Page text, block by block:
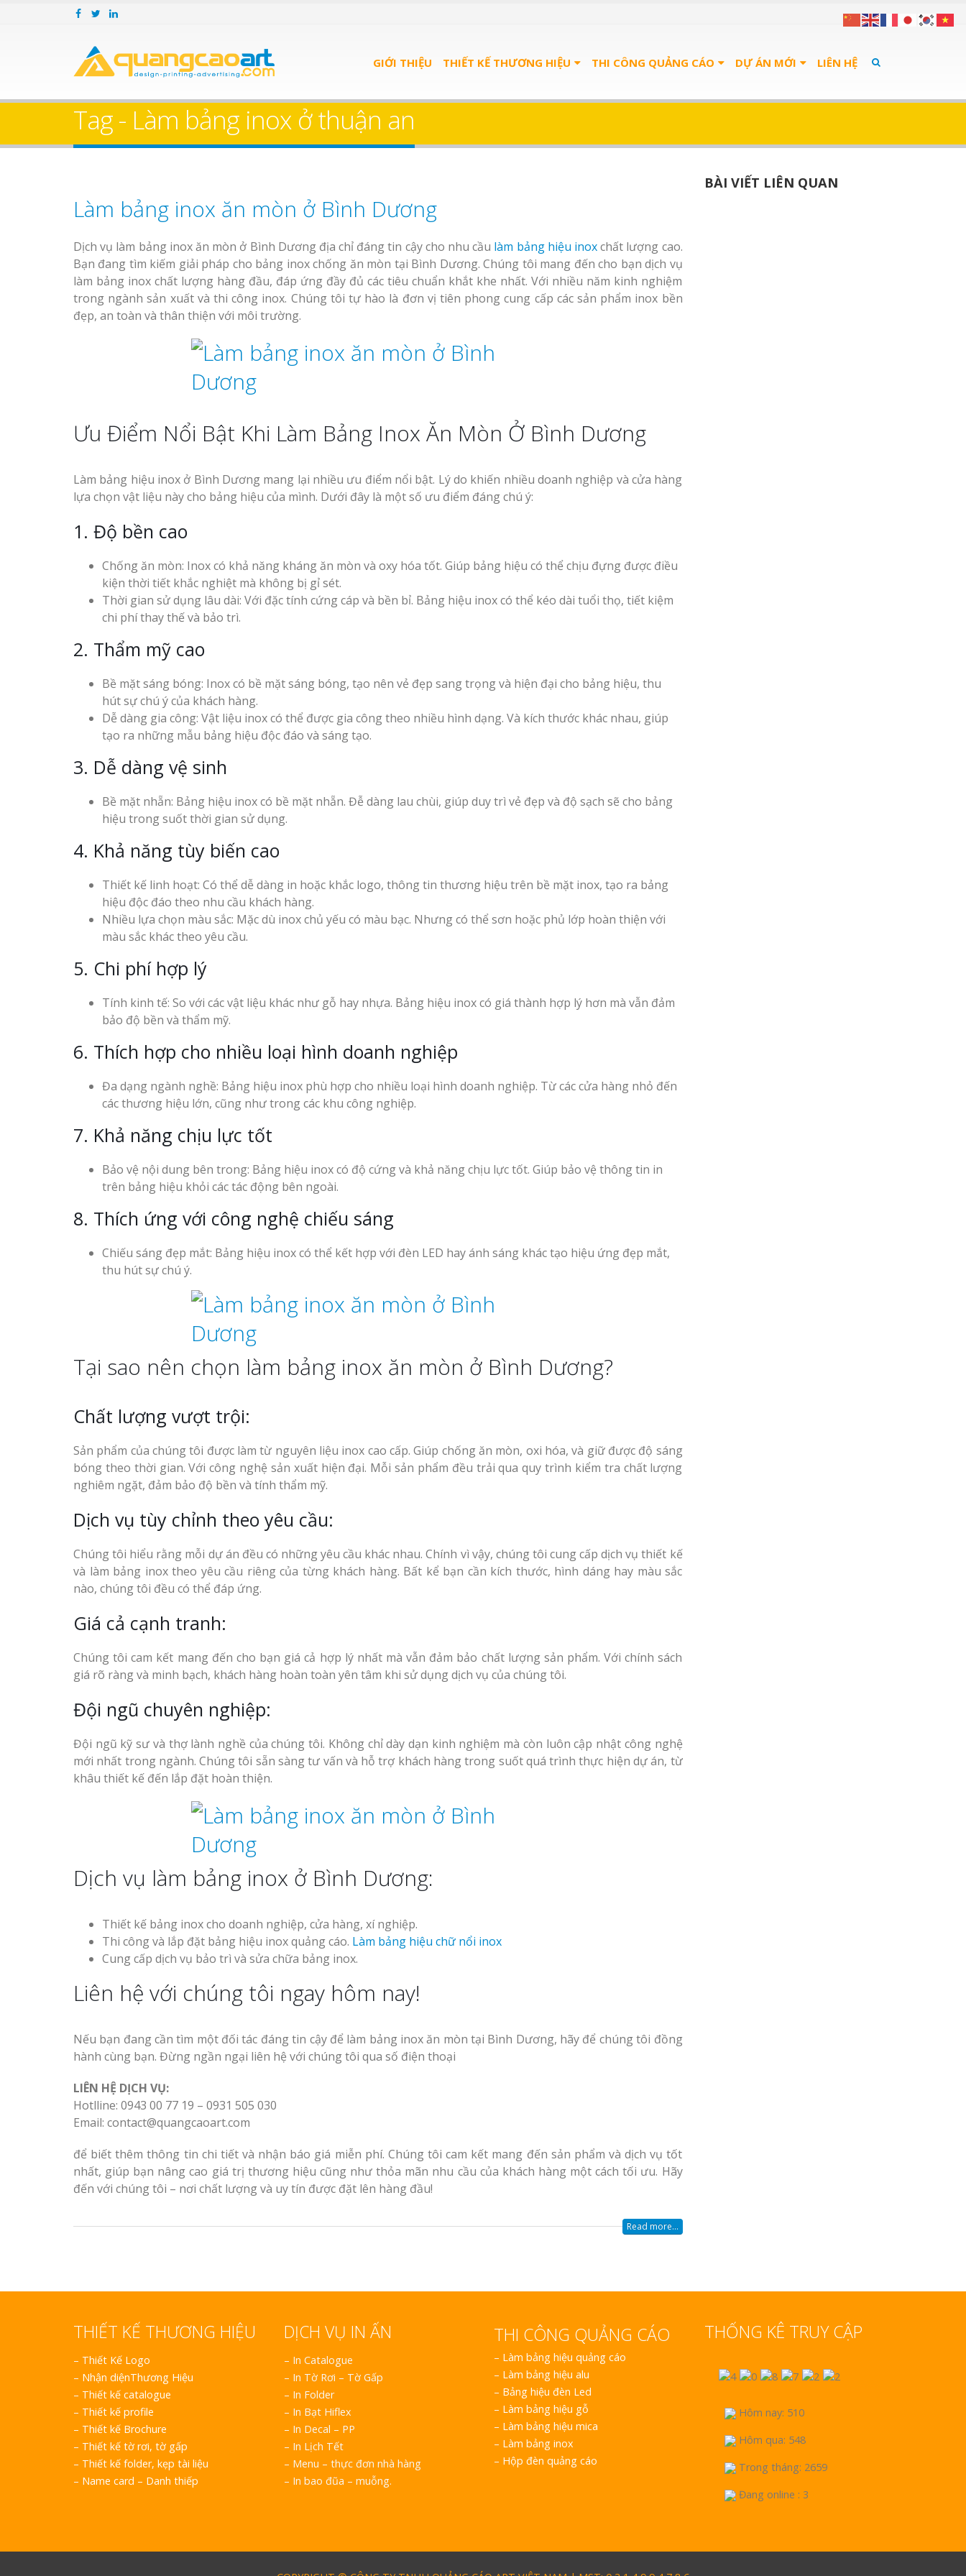
GIỚI THIỆU THIẾT KẾ THƯƠNG HIỆU THI CÔNG QUẢNG CÁO DỰ ÁN MỚI LIÊN HỆ
Tag - Làm bảng inox ở thuận an
Làm bảng inox ăn mòn ở Bình Dương
Dịch vụ làm bảng inox ăn mòn ở Bình Dương địa chỉ đáng tin cậy cho nhu cầu làm bảng hiệu inoxchất lượng cao.
Bạn đang tìm kiếm giải pháp cho bảng inox chống ăn mòn tại Bình Dương. Chúng tôi mang đến cho bạn dịch vụ
làm bảng inox chất lượng hàng đầu, đáp ứng đầy đủ các tiêu chuẩn khắt khe nhất. Với nhiều năm kinh nghiệm
trong ngành sản xuất và thi công inox. Chúng tôi tự hào là đơn vị tiên phong cung cấp các sản phẩm inox bền
đẹp, an toàn và thân thiện với môi trường.
Ưu Điểm Nổi Bật Khi Làm Bảng Inox Ăn Mòn Ở Bình Dương
Làm bảng hiệu inox ở Bình Dương mang lại nhiều ưu điểm nổi bật. Lý do khiến nhiều doanh nghiệp và cửa hàng
lựa chọn vật liệu này cho bảng hiệu của mình. Dưới đây là một số ưu điểm đáng chú ý:
1. Độ bền cao
Chống ăn mòn: Inox có khả năng kháng ăn mòn và oxy hóa tốt. Giúp bảng hiệu có thể chịu đựng được điều
kiện thời tiết khắc nghiệt mà không bị gỉ sét.
Thời gian sử dụng lâu dài: Với đặc tính cứng cáp và bền bỉ. Bảng hiệu inox có thể kéo dài tuổi thọ, tiết kiệm
chi phí thay thế và bảo trì.
2. Thẩm mỹ cao
Bề mặt sáng bóng: Inox có bề mặt sáng bóng, tạo nên vẻ đẹp sang trọng và hiện đại cho bảng hiệu, thu
hút sự chú ý của khách hàng.
Dễ dàng gia công: Vật liệu inox có thể được gia công theo nhiều hình dạng. Và kích thước khác nhau, giúp
tạo ra những mẫu bảng hiệu độc đáo và sáng tạo.
3. Dễ dàng vệ sinh
Bề mặt nhẵn: Bảng hiệu inox có bề mặt nhẵn. Đễ dàng lau chùi, giúp duy trì vẻ đẹp và độ sạch sẽ cho bảng
hiệu trong suốt thời gian sử dụng.
4. Khả năng tùy biến cao
Thiết kế linh hoạt: Có thể dễ dàng in hoặc khắc logo, thông tin thương hiệu trên bề mặt inox, tạo ra bảng
hiệu độc đáo theo nhu cầu khách hàng.
Nhiều lựa chọn màu sắc: Mặc dù inox chủ yếu có màu bạc. Nhưng có thể sơn hoặc phủ lớp hoàn thiện với
màu sắc khác theo yêu cầu.
5. Chi phí hợp lý
Tính kinh tế: So với các vật liệu khác như gỗ hay nhựa. Bảng hiệu inox có giá thành hợp lý hơn mà vẫn đảm
bảo độ bền và thẩm mỹ.
6. Thích hợp cho nhiều loại hình doanh nghiệp
Đa dạng ngành nghề: Bảng hiệu inox phù hợp cho nhiều loại hình doanh nghiệp. Từ các cửa hàng nhỏ đến
các thương hiệu lớn, cũng như trong các khu công nghiệp.
7. Khả năng chịu lực tốt
Bảo vệ nội dung bên trong: Bảng hiệu inox có độ cứng và khả năng chịu lực tốt. Giúp bảo vệ thông tin in
trên bảng hiệu khỏi các tác động bên ngoài.
8. Thích ứng với công nghệ chiếu sáng
Chiếu sáng đẹp mắt: Bảng hiệu inox có thể kết hợp với đèn LED hay ánh sáng khác tạo hiệu ứng đẹp mắt,
thu hút sự chú ý.
Tại sao nên chọn làm bảng inox ăn mòn ở Bình Dương?
Chất lượng vượt trội:
Sản phẩm của chúng tôi được làm từ nguyên liệu inox cao cấp. Giúp chống ăn mòn, oxi hóa, và giữ được độ sáng
bóng theo thời gian. Với công nghệ sản xuất hiện đại. Mỗi sản phẩm đều trải qua quy trình kiểm tra chất lượng
nghiêm ngặt, đảm bảo độ bền và tính thẩm mỹ.
Dịch vụ tùy chỉnh theo yêu cầu:
Chúng tôi hiểu rằng mỗi dự án đều có những yêu cầu khác nhau. Chính vì vậy, chúng tôi cung cấp dịch vụ thiết kế
và làm bảng inox theo yêu cầu riêng của từng khách hàng. Bất kể bạn cần kích thước, hình dáng hay màu sắc
nào, chúng tôi đều có thể đáp ứng.
Giá cả cạnh tranh:
Chúng tôi cam kết mang đến cho bạn giá cả hợp lý nhất mà vẫn đảm bảo chất lượng sản phẩm. Với chính sách
giá rõ ràng và minh bạch, khách hàng hoàn toàn yên tâm khi sử dụng dịch vụ của chúng tôi.
Đội ngũ chuyên nghiệp:
Đội ngũ kỹ sư và thợ lành nghề của chúng tôi. Không chỉ dày dạn kinh nghiệm mà còn luôn cập nhật công nghệ
mới nhất trong ngành. Chúng tôi sẵn sàng tư vấn và hỗ trợ khách hàng trong suốt quá trình thực hiện dự án, từ
khâu thiết kế đến lắp đặt hoàn thiện.
Dịch vụ làm bảng inox ở Bình Dương:
Thiết kế bảng inox cho doanh nghiệp, cửa hàng, xí nghiệp.
Thi công và lắp đặt bảng hiệu inox quảng cáo. Làm bảng hiệu chữ nổi inox
Cung cấp dịch vụ bảo trì và sửa chữa bảng inox.
Liên hệ với chúng tôi ngay hôm nay!
Nếu bạn đang cần tìm một đối tác đáng tin cậy để làm bảng inox ăn mòn tại Bình Dương, hãy để chúng tôi đồng
hành cùng bạn. Đừng ngần ngại liên hệ với chúng tôi qua số điện thoại
LIÊN HỆ DỊCH VỤ:
Hotlline: 0943 00 77 19 – 0931 505 030
Email: contact@quangcaoart.com
để biết thêm thông tin chi tiết và nhận báo giá miễn phí. Chúng tôi cam kết mang đến sản phẩm và dịch vụ tốt
nhất, giúp bạn nâng cao giá trị thương hiệu cũng như thỏa mãn nhu cầu của khách hàng một cách tối ưu. Hãy
đến với chúng tôi – nơi chất lượng và uy tín được đặt lên hàng đầu!
Read more...
BÀI VIẾT LIÊN QUAN
THIẾT KẾ THƯƠNG HIỆU
– Thiết Kế Logo
– Nhận diệnThương Hiệu
– Thiết kế catalogue
– Thiết kế profile
– Thiết kế Brochure
– Thiết kế tờ rơi, tờ gấp
– Thiết kế folder, kẹp tài liệu
– Name card – Danh thiếp
DỊCH VỤ IN ẤN
– In Catalogue
– In Tờ Rơi – Tờ Gấp
– In Folder
– In Bạt Hiflex
– In Decal – PP
– In Lịch Tết
– Menu – thực đơn nhà hàng
– In bao đũa – muỗng.
THI CÔNG QUẢNG CÁO
– Làm bảng hiệu quảng cáo
– Làm bảng hiệu alu
– Bảng hiệu đèn Led
– Làm bảng hiệu gỗ
– Làm bảng hiệu mica
– Làm bảng inox
– Hộp đèn quảng cáo
THỐNG KÊ TRUY CẬP
Hôm nay: 510
Hôm qua: 548
Trong tháng: 2659
Đang online : 3